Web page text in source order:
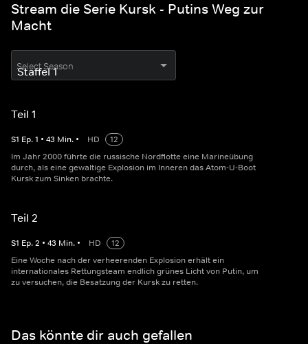
Stream die Serie Kursk - Putins Weg zur
Macht
Select Season
Teil 1
S1 Ep.1 • 43 Min. • HD
12
Im Jahr 2000 führte die russische Nordflotte eine Marineübung
durch, als eine gewaltige Explosion im Inneren das Atom-U-Boot
Kursk zum Sinken brachte.
Teil 2
S1 Ep.2 • 43 Min. • HD
12
Eine Woche nach der verheerenden Explosion erhält ein
internationales Rettungsteam endlich grünes Licht von Putin, um
zu versuchen, die Besatzung der Kursk zu retten.
Das könnte dir auch gefallen